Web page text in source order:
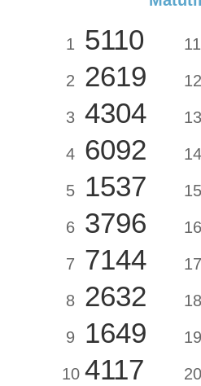
1 5110
2 2619
3 4304
4 6092
5 1537
6 3796
7 7144
8 2632
9 1649
10 4117
11
12
13
14
15
16
17
18
19
20